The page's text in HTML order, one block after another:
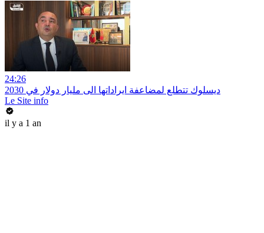
24:26
ديسلوك تتطلع لمضاعفة ايراداتها الى مليار دولار في 2030
Le Site info
il y a 1 an